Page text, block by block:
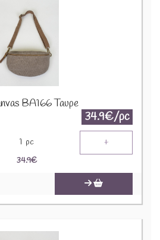
BA166 Taupe
34.9€/pc
1 pc +
34.9€